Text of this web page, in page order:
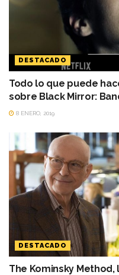
DESTACADO
Todo lo que puede
sobre Black Mirror:
8 ENERO, 2019
DESTACADO
The Kominsky